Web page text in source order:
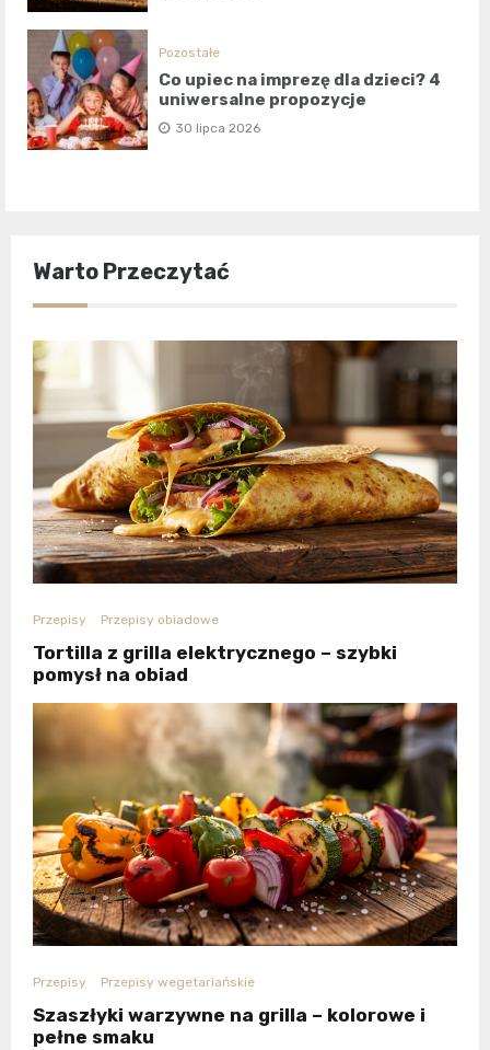
Pozostałe
Co upiec na imprezę dla dzieci? 4
uniwersalne propozycje
30 lipca 2026
Warto Przeczytać
Przepisy Przepisy obiadowe
Tortilla z grilla elektrycznego – szybki
pomysł na obiad
Przepisy Przepisy wegetariańskie
Szaszłyki warzywne na grilla – kolorowe i
pełne smaku